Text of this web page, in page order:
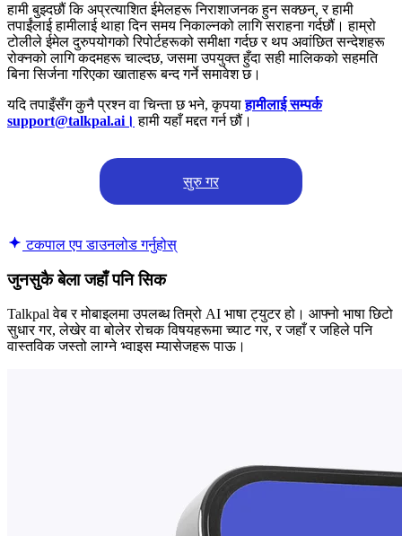
हामी बुझ्दछौं कि अप्रत्याशित ईमेलहरू निराशाजनक हुन सक्छन्, र हामी
तपाईंलाई हामीलाई थाहा दिन समय निकाल्नको लागि सराहना गर्दछौं। हाम्रो
टोलीले ईमेल दुरुपयोगको रिपोर्टहरूको समीक्षा गर्दछ र थप अवांछित सन्देशहरू
रोक्नको लागि कदमहरू चाल्दछ, जसमा उपयुक्त हुँदा सही मालिकको सहमति
बिना सिर्जना गरिएका खाताहरू बन्द गर्ने समावेश छ।
यदि तपाइँसँग कुनै प्रश्न वा चिन्ता छ भने, कृपयाहामीलाई सम्पर्क
support@talkpal.ai। हामी यहाँ मद्दत गर्न छौं।
सुरु गर
टकपाल एप डाउनलोड गर्नुहोस्
जुनसुकै बेला जहाँ पनि सिक
Talkpal वेब र मोबाइलमा उपलब्ध तिम्रो AI भाषा ट्युटर हो। आफ्नो भाषा छिटो
सुधार गर, लेखेर वा बोलेर रोचक विषयहरूमा च्याट गर, र जहाँ र जहिले पनि
वास्तविक जस्तो लाग्ने भ्वाइस म्यासेजहरू पाऊ।